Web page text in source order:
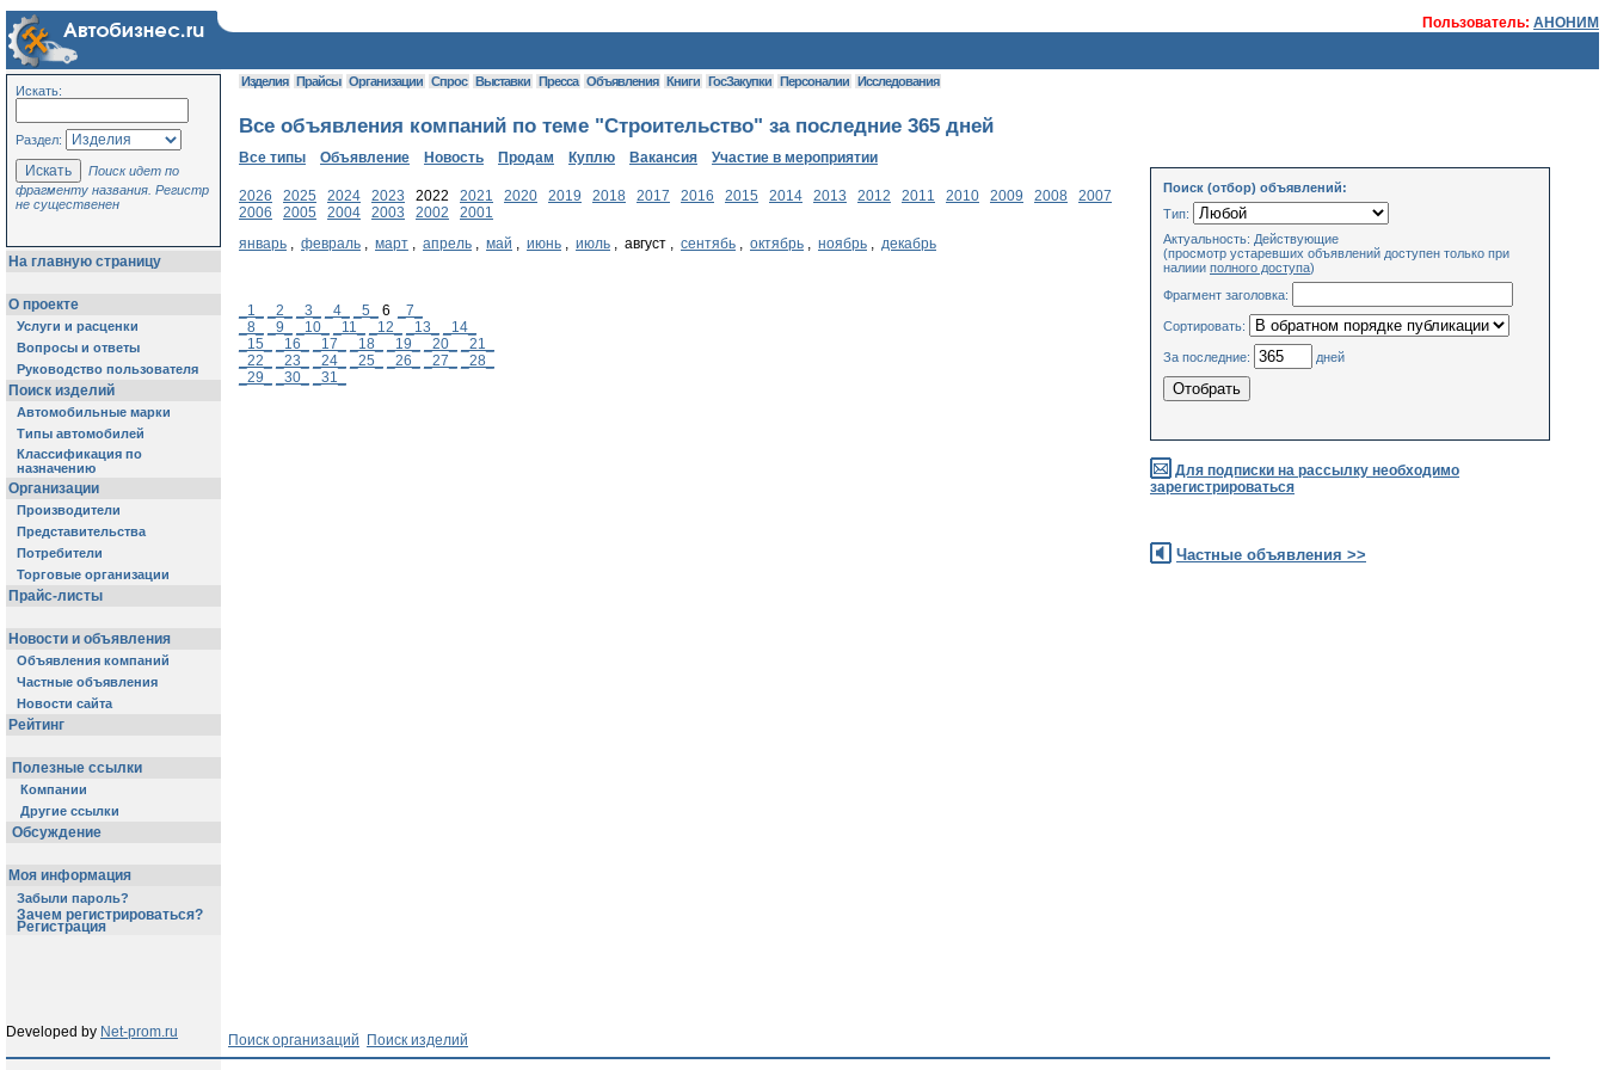
Пользователь: АНОНИМ
Искать:
Раздел:
Поиск идет по
фрагменту названия. Регистр
не существенен
На главную страницу
О проекте
Услуги и расценки
Вопросы и ответы
Руководство пользователя
Поиск изделий
Автомобильные марки
Типы автомобилей
Классификация по
назначению
Организации
Производители
Представительства
Потребители
Торговые организации
Прайс-листы
Новости и объявления
Объявления компаний
Частные объявления
Новости сайта
Рейтинг
Полезные ссылки
Компании
Другие ссылки
Обсуждение
Моя информация
Забыли пароль?
Зачем регистрироваться?
Регистрация
Изделия Прайсы Организации Спрос Выставки Пресса Объявления Книги ГосЗакупки Персоналии Исследования
Все объявления компаний по теме "Строительство" за последние 365 дней
Все типы Объявление Новость Продам Куплю Вакансия Участие в мероприятии
2026 2025 2024 2023 2022 2021 2020 2019 2018 2017 2016 2015 2014 2013 2012 2011 2010 2009 2008
2007
2006
2005 2004 2003 2002
2001
январь , февраль , март , апрель , май , июнь , июль , август , сентябь , октябрь , ноябрь , декабрь
_1_ _2_ _3_ _4_ _5_ 6
_7_
_8_
_9_ _10_ _11_ _12_ _13_
_14_
_15_
_16_ _17_ _18_ _19_ _20_
_21_
_22_
_23_ _24_ _25_ _26_ _27_
_28_
_29_
_30_ _31_
Поиск (отбор) объявлений:
Тип:
Актуальность: Действующие
(просмотр устаревших объявлений доступен только при
налиии полного доступа)
Фрагмент заголовка:
Сортировать:
За последние: дней
Для подписки на рассылку необходимо
зарегистрироваться
Частные объявления >>
Developed by Net-prom.ru Поиск организаций Поиск изделий